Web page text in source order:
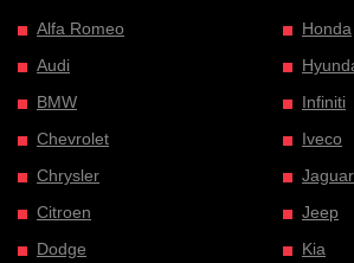
Alfa Romeo
Audi
BMW
Chevrolet
Chrysler
Citroen
Dodge
Honda
Infiniti
Iveco
Jaguar
Jeep
Kia